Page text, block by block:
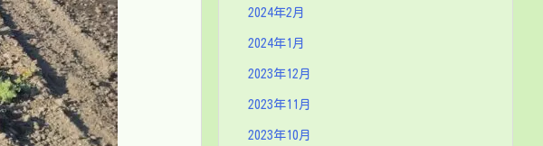
2024年2月
2024年1月
2023年12月
2023年11月
2023年10月